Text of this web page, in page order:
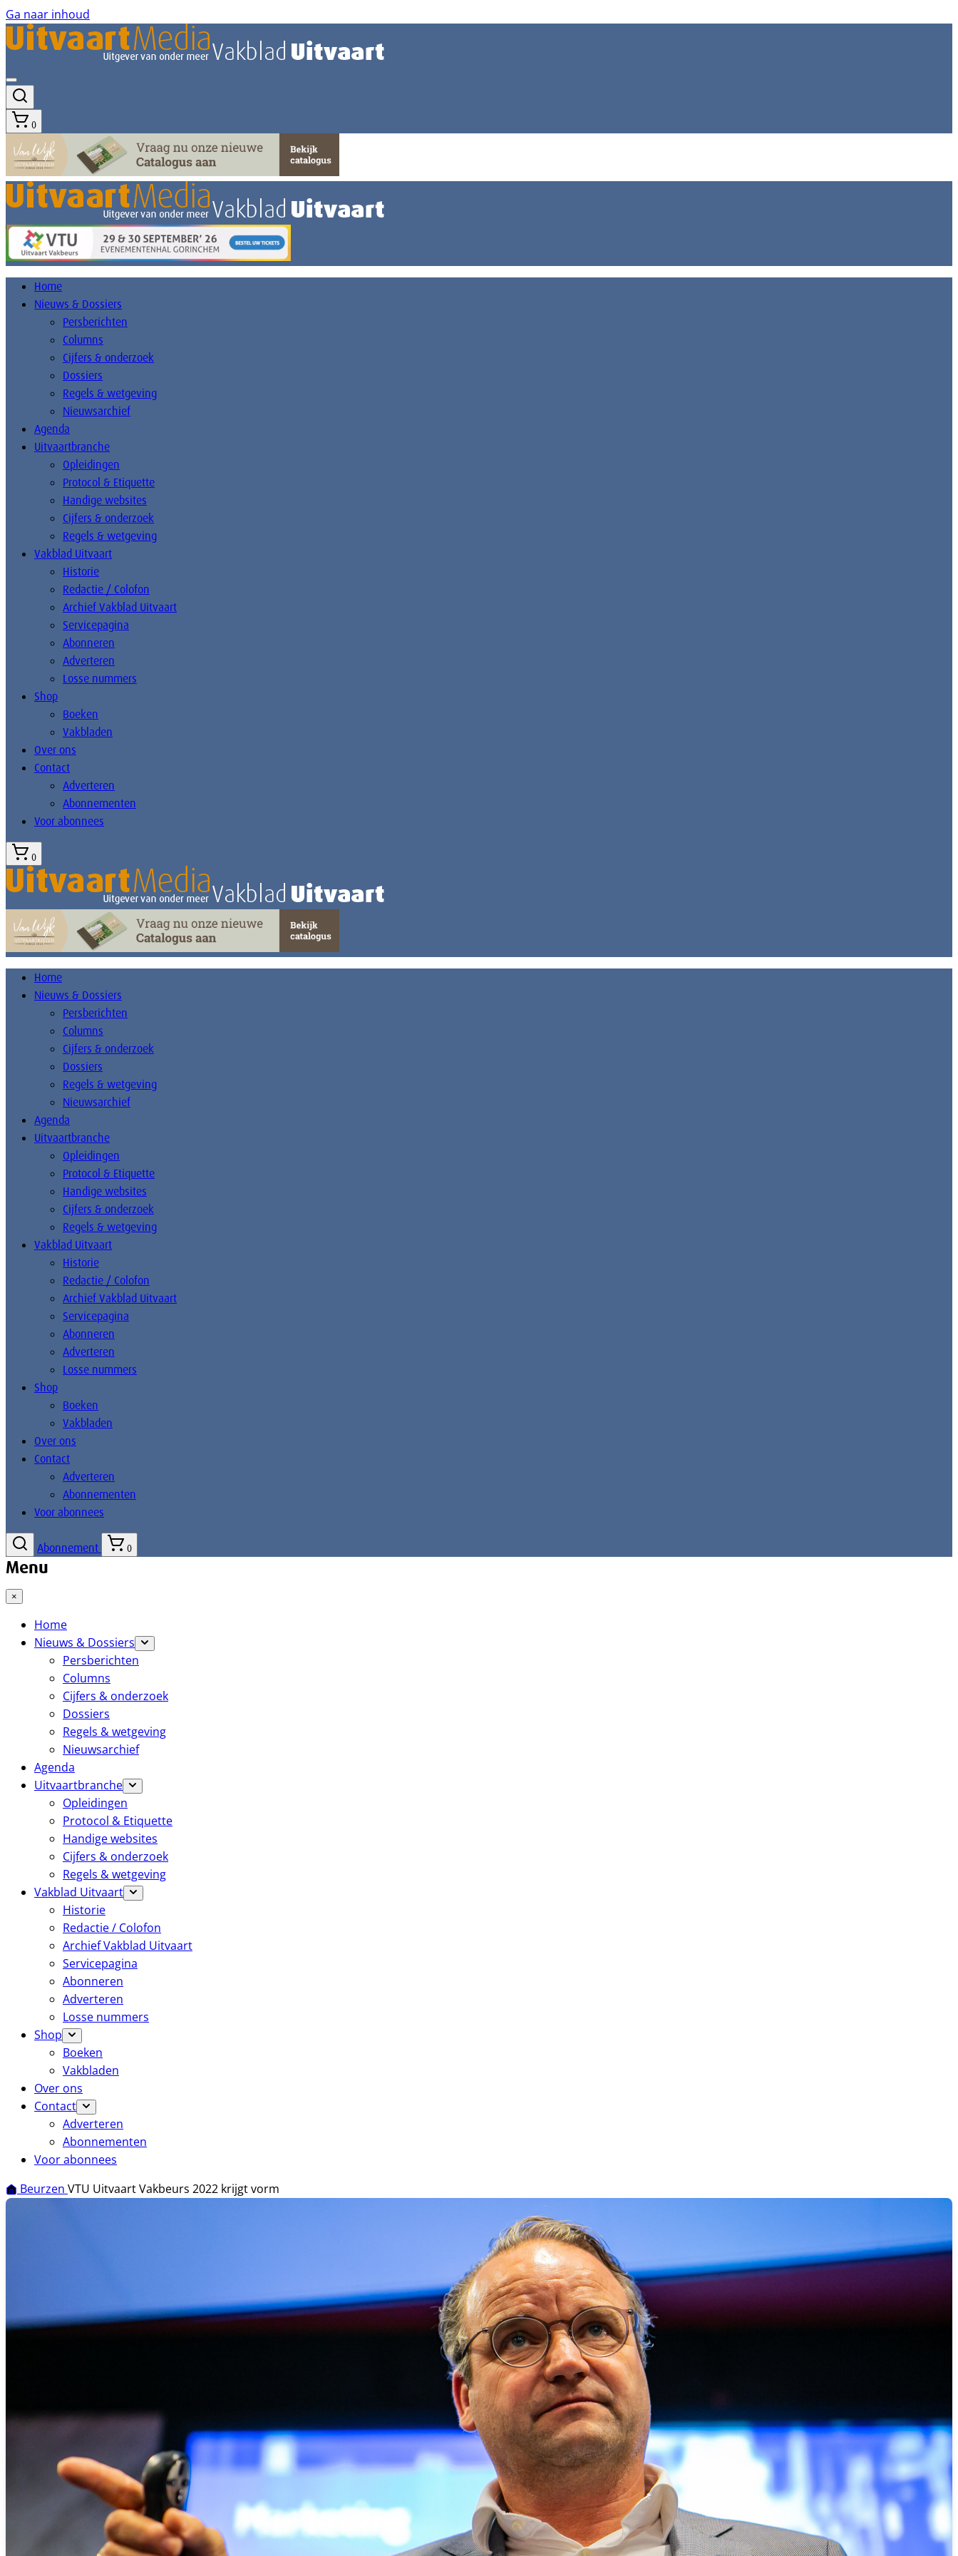
Ga naar inhoud
0
Home
Nieuws & Dossiers
Persberichten
Columns
Cijfers & onderzoek
Dossiers
Regels & wetgeving
Nieuwsarchief
Agenda
Uitvaartbranche
Opleidingen
Protocol & Etiquette
Handige websites
Cijfers & onderzoek
Regels & wetgeving
Vakblad Uitvaart
Historie
Redactie / Colofon
Archief Vakblad Uitvaart
Servicepagina
Abonneren
Adverteren
Losse nummers
Shop
Boeken
Vakbladen
Over ons
Contact
Adverteren
Abonnementen
Voor abonnees
0
Home
Nieuws & Dossiers
Persberichten
Columns
Cijfers & onderzoek
Dossiers
Regels & wetgeving
Nieuwsarchief
Agenda
Uitvaartbranche
Opleidingen
Protocol & Etiquette
Handige websites
Cijfers & onderzoek
Regels & wetgeving
Vakblad Uitvaart
Historie
Redactie / Colofon
Archief Vakblad Uitvaart
Servicepagina
Abonneren
Adverteren
Losse nummers
Shop
Boeken
Vakbladen
Over ons
Contact
Adverteren
Abonnementen
Voor abonnees
Abonnement 0
Menu
×
Home
Nieuws & Dossiers
Persberichten
Columns
Cijfers & onderzoek
Dossiers
Regels & wetgeving
Nieuwsarchief
Agenda
Uitvaartbranche
Opleidingen
Protocol & Etiquette
Handige websites
Cijfers & onderzoek
Regels & wetgeving
Vakblad Uitvaart
Historie
Redactie / Colofon
Archief Vakblad Uitvaart
Servicepagina
Abonneren
Adverteren
Losse nummers
Shop
Boeken
Vakbladen
Over ons
Contact
Adverteren
Abonnementen
Voor abonnees
Beurzen VTU Uitvaart Vakbeurs 2022 krijgt vorm